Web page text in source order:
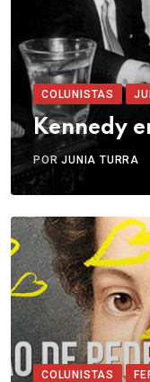
COLUNISTAS
Kennedy
PORJUNIA TURRA
COLUNISTAS